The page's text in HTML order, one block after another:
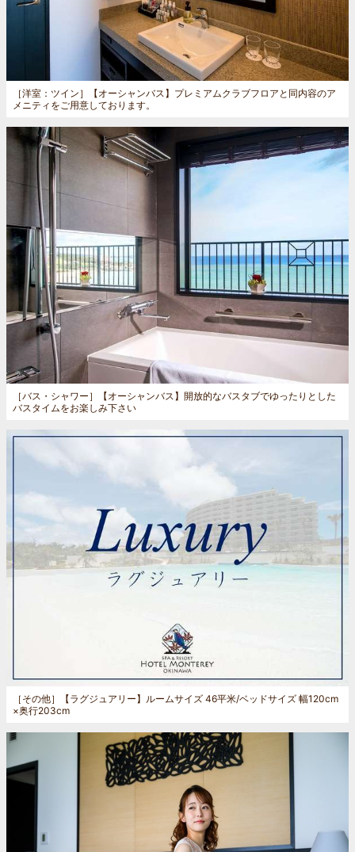
［洋室：ツイン］
【オーシャンバス】プレミアムクラブフロアと同内容のア
メニティをご用意しております。
［バス・シャワー］
【オーシャンバス】開放的なバスタブでゆったりとした
バスタイムをお楽しみ下さい
［その他］
【ラグジュアリー】ルームサイズ 46平米/ベッドサイズ 幅120cm
×奥行203cm